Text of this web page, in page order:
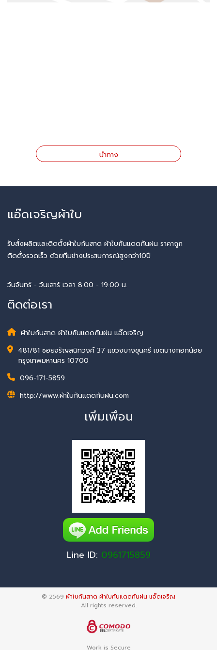
นำทาง
แอ๊ดเจริญผ้าใบ
รับสั่งผลิตและติดตั้งผ้าใบกันสาด ผ้าใบกันแดดกันฝน ราคาถูก
ติดตั้งรวดเร็ว ด้วยทีมช่างประสบการณ์สูงกว่า10ปี
วันจันทร์ - วันเสาร์ เวลา 8:00 - 19:00 น.
ติดต่อเรา
ผ้าใบกันสาด ผ้าใบกันแดดกันฝน แอ๊ดเจริญ
481/81 ซอยจรัญสนิทวงศ์ 37 แขวงบางขุนศรี เขตบางกอกน้อย
กรุงเทพมหานคร 10700
096-171-5859
http://www.ผ้าใบกันแดดกันฝน.com
เพิ่มเพื่อน
Line ID: 0961715859
© 2569 ผ้าใบกันสาด ผ้าใบกันแดดกันฝน แอ๊ดเจริญ
All rights reserved.
Work is Secure